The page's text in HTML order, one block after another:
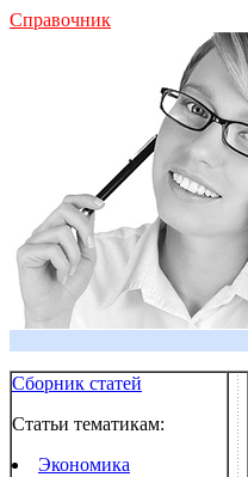
Справочник
Сборник статей
Статьи тематикам:
Экономика